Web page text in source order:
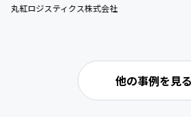
丸紅ロジスティクス株式会社
他の事例を見る